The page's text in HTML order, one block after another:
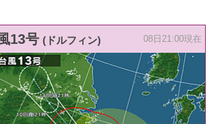
13号 (ドルフィン) 08日21:00現在